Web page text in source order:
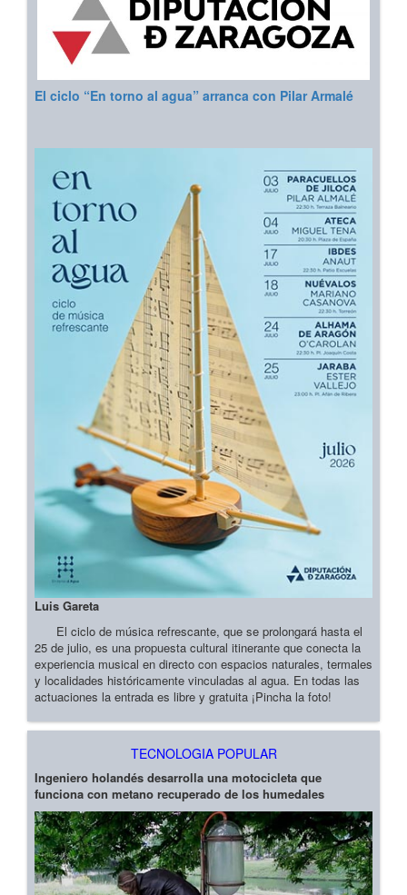
El ciclo “En torno al agua” arranca con Pilar Armalé
Luis Gareta
El ciclo de música refrescante, que se prolongará hasta el
25 de julio, es una propuesta cultural itinerante que conecta la
experiencia musical en directo con espacios naturales, termales
y localidades históricamente vinculadas al agua. En todas las
actuaciones la entrada es libre y gratuita ¡Pincha la foto!
TECNOLOGIA POPULAR
Ingeniero holandés desarrolla una motocicleta que
funciona con metano recuperado de los humedales